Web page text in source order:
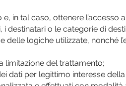
in tal caso, ottenere l’accesso
destinatari o le categorie di
logiche utilizzate, nonché
limitazione del trattamento;
dati per legittimo interesse della